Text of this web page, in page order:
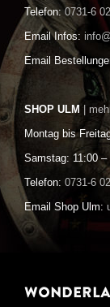
Telefon: 0731-6
Email Infos:
Email
SHOP ULM |
Montag bis
Samstag: 11:00 –
Telefon: 0731-6
Email Shop Ulm: